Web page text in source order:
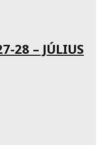
28 – JÚLIUS